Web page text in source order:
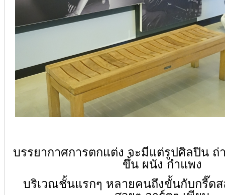
บรรยากาศการตกแต่ง จะมีแต่รูปศิลปิน ถ่
ขึ้น ผนัง กำแพง
บริเวณชั้นแรกๆ หลายคนถึงขั้นกับกรี๊ด